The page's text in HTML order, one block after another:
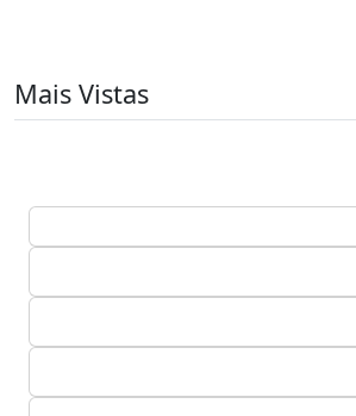
Mais Vistas